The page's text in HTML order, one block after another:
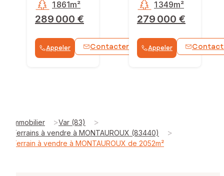
289 000 €
1 861m²
Appeler Contacter WhatsApp
279 000 €
1 349m²
Appeler
Immobilier >Var (83) >
Terrains à vendre à MONTAUROUX (83440) >
Terrain à vendre à MONTAUROUX de 2052m²